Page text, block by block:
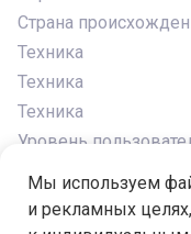
Страна
Техника
Техника
Техника
Уровень
Мы используем
и рекламных